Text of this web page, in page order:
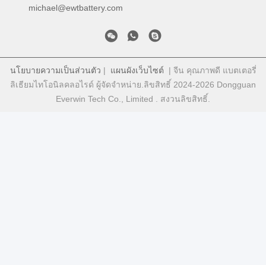
michael@ewtbattery.com
นโยบายความเป็นส่วนตัว | แผนผังเว็บไซต์ | จีน คุณภาพดี แบตเตอรี่
ลิเธียมไทโอนิลคลอไรด์ ผู้จัดจําหน่าย.ลิขสิทธิ์ 2024-2026 Dongguan
Everwin Tech Co., Limited . สงวนลิขสิทธิ์.